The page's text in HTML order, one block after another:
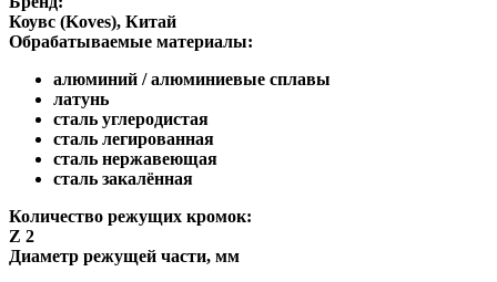
Коувс (Koves), Китай
Обрабатываемые материалы:
алюминий / алюминиевые сплавы
латунь
сталь углеродистая
сталь легированная
сталь нержавеющая
сталь закалённая
Количество режущих кромок:
Z 2
Диаметр режущей части, мм